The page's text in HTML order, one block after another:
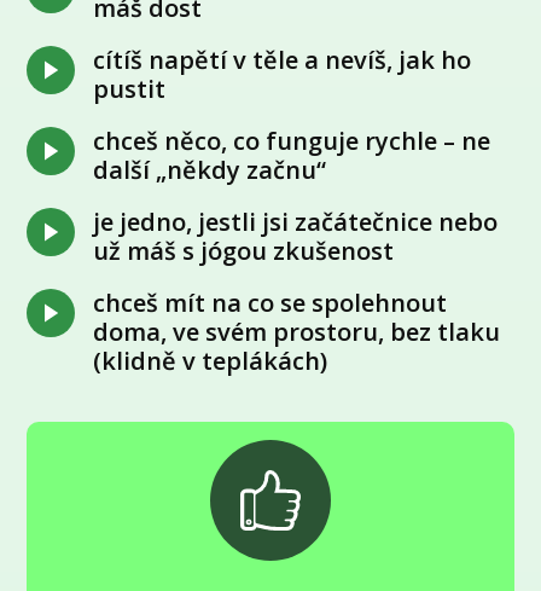
máš dost
cítíš napětí v těle a nevíš, jak ho
pustit
chceš něco, co funguje rychle – ne
další „někdy začnu“
je jedno, jestli jsi začátečnice nebo
už máš s jógou zkušenost
chceš mít na co se spolehnout
doma, ve svém prostoru, bez tlaku
(klidně v teplákách)